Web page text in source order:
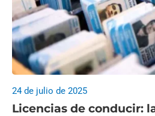
Licencias de conducir:
24 de julio de 2025